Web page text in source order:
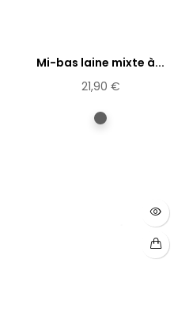
Mi-bas laine mixte à...
21,90 €
Gris